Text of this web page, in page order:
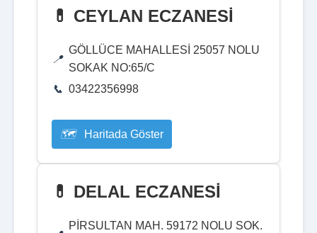
💊 CEYLAN ECZANESİ
GÖLLÜCE MAHALLESİ 25057 NOLU
SOKAK NO:65/C
03422356998
Haritada Göster
💊 DELAL ECZANESİ
PİRSULTAN MAH. 59172 NOLU SOK.